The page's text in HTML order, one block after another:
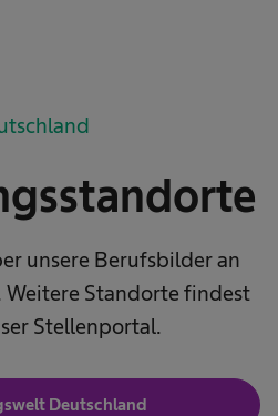
unsere Berufsbilder an
Weitere Standorte findest
Stellenportal.
Deutschland